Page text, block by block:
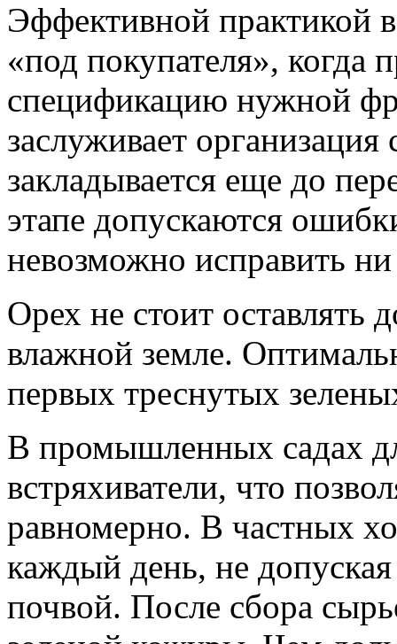
Эффективной практикой
«под покупателя», когда
спецификацию нужной
заслуживает организация
закладывается еще до
этапе допускаются
невозможно исправить
Орех не стоит оставлять
влажной земле.
первых треснутых
В промышленных садах
встряхиватели, что
равномерно. В частных
каждый день, не допуская
почвой. После сбора